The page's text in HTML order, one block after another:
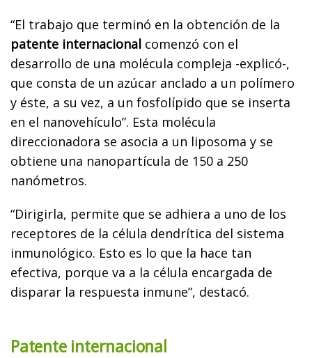
“El trabajo que terminó en la obtención de la
patente internacional comenzó con el
desarrollo de una molécula compleja -explicó-,
que consta de un azúcar anclado a un polímero
y éste, a su vez, a un fosfolípido que se inserta
en el nanovehículo”. Esta molécula
direccionadora se asocia a un liposoma y se
obtiene una nanopartícula de 150 a 250
nanómetros.
“Dirigirla, permite que se adhiera a uno de los
receptores de la célula dendrítica del sistema
inmunológico. Esto es lo que la hace tan
efectiva, porque va a la célula encargada de
disparar la respuesta inmune”, destacó.
Patente internacional